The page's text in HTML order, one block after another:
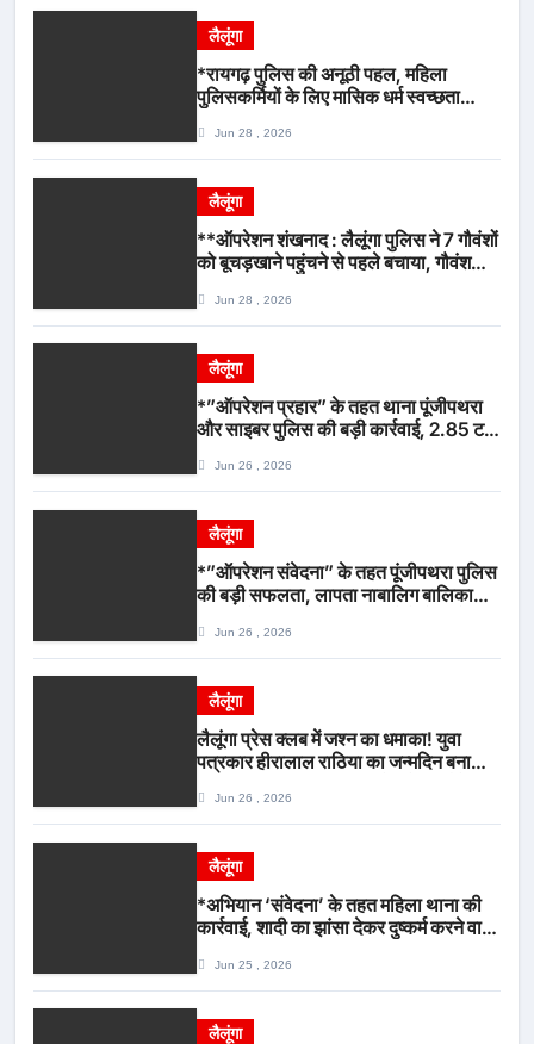
लैलूंगा
*रायगढ़ पुलिस की अनूठी पहल, महिला
पुलिसकर्मियों के लिए मासिक धर्म स्वच्छता
Jun 28 , 2026
लैलूंगा
**ऑपरेशन शंखनाद : लैलूंगा पुलिस ने 7 गौवंशों
को बूचड़खाने पहुंचने से पहले बचाया, गौवंश
Jun 28 , 2026
लैलूंगा
*”ऑपरेशन प्रहार” के तहत थाना पूंजीपथरा
और साइबर पुलिस की बड़ी कार्रवाई, 2.85 टन
Jun 26 , 2026
लैलूंगा
*”ऑपरेशन संवेदना” के तहत पूंजीपथरा पुलिस
की बड़ी सफलता, लापता नाबालिग बालिका
गिरफ्तार*
Jun 26 , 2026
लैलूंगा
लैलूंगा प्रेस क्लब में जश्न का धमाका! युवा
पत्रकार हीरालाल राठिया का जन्मदिन बना
स्वरJun 26 , 2026
लैलूंगा
*अभियान ‘संवेदना’ के तहत महिला थाना की
कार्रवाई, शादी का झांसा देकर दुष्कर्म करने वाला
Jun 25 , 2026
लैलूंगा